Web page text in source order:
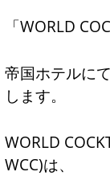
「WORLD
帝国ホテルに
します。
WORLD
WCC)は、